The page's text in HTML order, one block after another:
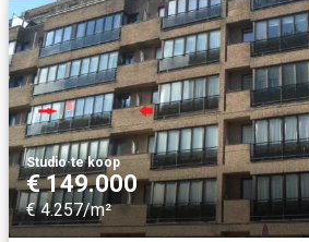
Studio·te koop
€ 149.000
€ 4.257/m²